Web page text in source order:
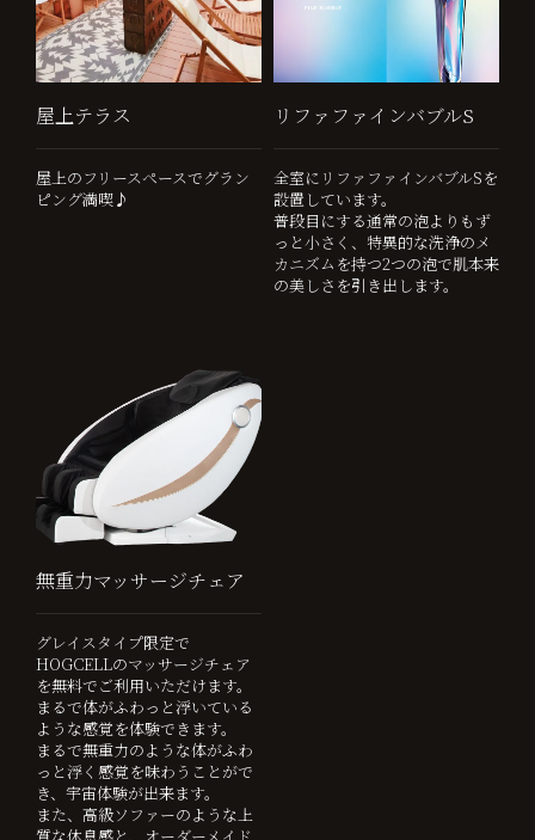
屋上テラス
屋上のフリースペースでグラン
ピング満喫♪
リファファインバブルS
全室にリファファインバブルSを
設置しています。
普段目にする通常の泡よりもず
っと小さく、特異的な洗浄のメ
カニズムを持つ2つの泡で肌本来
の美しさを引き出します。
無重力マッサージチェア
グレイスタイプ限定で
HOGCELLのマッサージチェア
を無料でご利用いただけます。
まるで体がふわっと浮いている
ような感覚を体験できます。
まるで無重力のような体がふわ
っと浮く感覚を味わうことがで
き、宇宙体験が出来ます。
また、高級ソファーのような上